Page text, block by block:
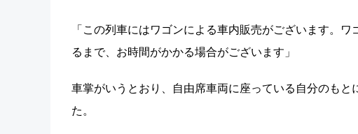
「この列車にはワゴンによる車内販売がございます。
るまで、お時間がかかる場合がございます」
車掌がいうとおり、自由席車両に座っている自分のも
た。